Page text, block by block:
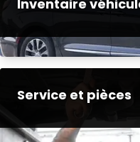
Inventaire
Service et pièces